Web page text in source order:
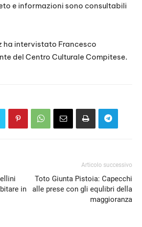
e informazioni sono consultabili
ha intervistato Francesco
del Centro Culturale Compitese.
in
Articolo successivo
Toto Giunta Pistoia: Capecchi
alle prese con gli equlibri della
maggioranza